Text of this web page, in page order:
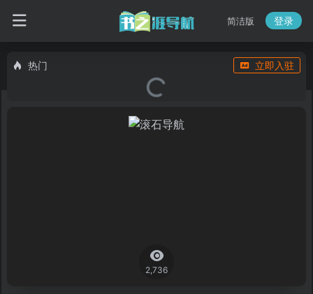
简洁版 登录
热门 立即入驻
2,736